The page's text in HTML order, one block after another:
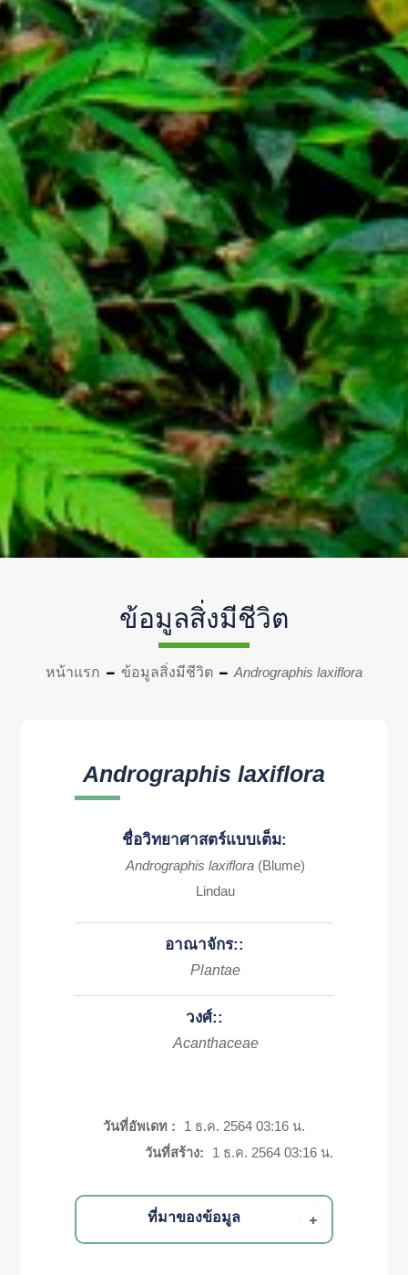
ข้อมูลสิ่งมีชีวิต
หน้าแรก ข้อมูลสิ่งมีชีวิต Andrographis laxiflora
Andrographis laxiflora
ชื่อวิทยาศาสตร์แบบเต็ม:
Andrographis laxiflora (Blume)
Lindau
อาณาจักร::
Plantae
วงศ์::
Acanthaceae
วันที่อัพเดท :
1 ธ.ค. 2564 03:16 น.
วันที่สร้าง:
1 ธ.ค. 2564 03:16 น.
ที่มาของข้อมูล